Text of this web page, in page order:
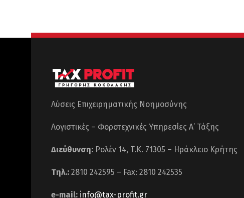
Λύσεις Επιχειρηματικής Νοημοσύνης
Λογιστικές – Φοροτεχνικές Υπηρεσίες Α’ Τάξης
Διεύθυνση: Ρολέν 14, T.K. 71305 – Ηράκλειο Κρήτης
Τηλ.: 2810 242595 – Fax: 2810 242535
e-mail: info@tax-profit.gr